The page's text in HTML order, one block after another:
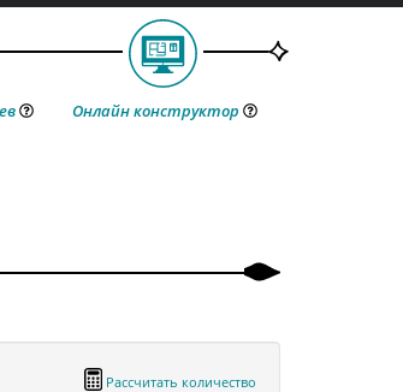
Онлайн конструктор
Рассчитать количество